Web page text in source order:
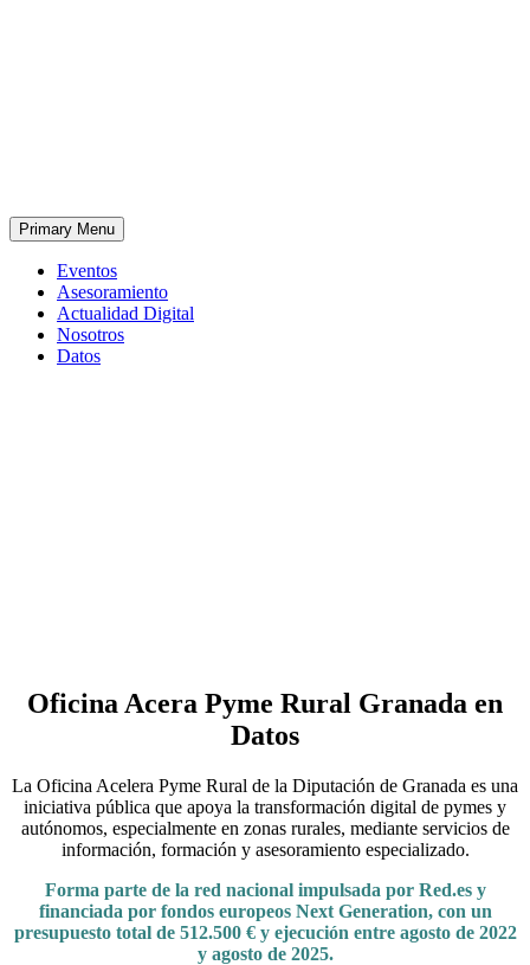
Primary Menu
Eventos
Asesoramiento
Actualidad Digital
Nosotros
Datos
Oficina Acera Pyme Rural Granada en
Datos
La Oficina Acelera Pyme Rural de la Diputación de Granada es una
iniciativa pública que apoya la transformación digital de pymes y
autónomos, especialmente en zonas rurales, mediante servicios de
información, formación y asesoramiento especializado.
Forma parte de la red nacional impulsada por Red.es y
financiada por fondos europeos Next Generation, con un
presupuesto total de 512.500 € y ejecución entre agosto de 2022
y agosto de 2025.